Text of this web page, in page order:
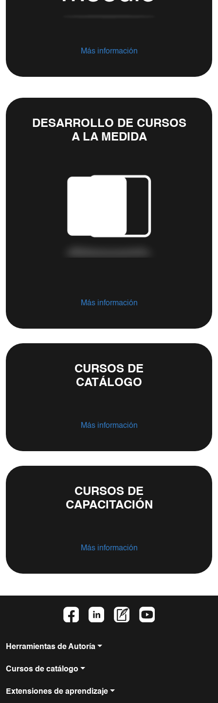
Más información
DESARROLLO DE CURSOS
A LA MEDIDA
Más información
CURSOS DE
CATÁLOGO
Más información
CURSOS DE
CAPACITACIÓN
Más información
Herramientas de Autoría
Cursos de catálogo
Extensiones de aprendizaje